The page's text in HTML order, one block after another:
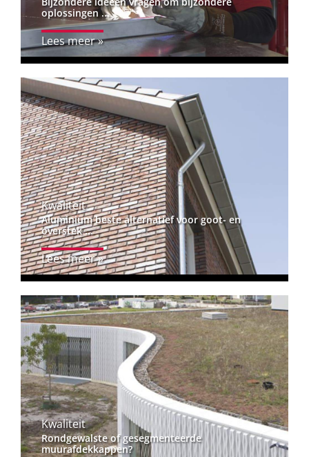
oplossingen ...
Lees meer »
Kwaliteit
Aluminium beste alternatief voor goot- en
overstek ...
Lees meer »
Kwaliteit
Rondgewalste of gesegmenteerde
muurafdekkappen?